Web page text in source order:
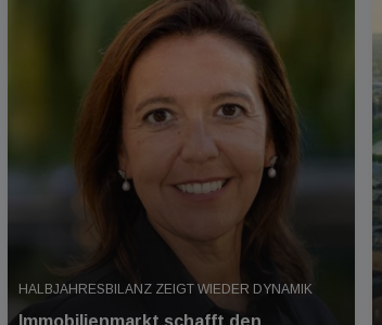
HALBJAHRESBILANZ ZEIGT WIEDER DYNAMIK
Immobilienmarkt schafft den